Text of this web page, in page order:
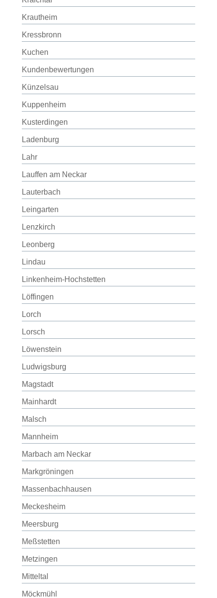
Krautheim
Kressbronn
Kuchen
Kundenbewertungen
Künzelsau
Kuppenheim
Kusterdingen
Ladenburg
Lahr
Lauffen am Neckar
Lauterbach
Leingarten
Lenzkirch
Leonberg
Lindau
Linkenheim-Hochstetten
Löffingen
Lorch
Lorsch
Löwenstein
Ludwigsburg
Magstadt
Mainhardt
Malsch
Mannheim
Marbach am Neckar
Markgröningen
Massenbachhausen
Meckesheim
Meersburg
Meßstetten
Metzingen
Mitteltal
Möckmühl